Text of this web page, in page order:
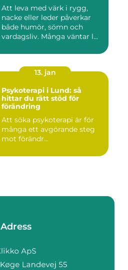
Att leva med värk i rygg,
nacke eller leder påverkar
både humör, sömn och
vardagsliv. Många väntar l...
13. jan
Psykoterapi i Lund: så
hittar du rätt stöd för
förändring
Att söka psykoterapi är för
många ett avgörande steg
mot förändr...
Adress